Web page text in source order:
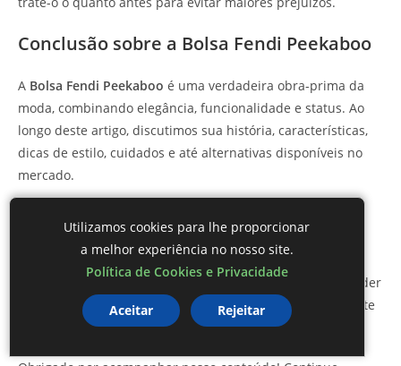
Conclusão sobre a Bolsa Fendi Peekaboo
A Bolsa Fendi Peekaboo é uma verdadeira obra-prima da
moda, combinando elegância, funcionalidade e status. Ao
longo deste artigo, discutimos sua história, características,
dicas de estilo, cuidados e até alternativas disponíveis no
mercado.
opções, você garantirá que sua
Bolsa Fendi Peekaboo
permaneça deslumbrante por muito mais tempo. Se você
está pensando em adquirir uma ou apenas deseja aprender
mais sobre moda, aBolsa Fendi Peekaboo
é uma excelente
escolha para qualquer amante de moda.
Utilizamos cookies para lhe proporcionar
a melhor experiência no nosso site.
Política de Cookies e Privacidade
Aceitar Rejeitar